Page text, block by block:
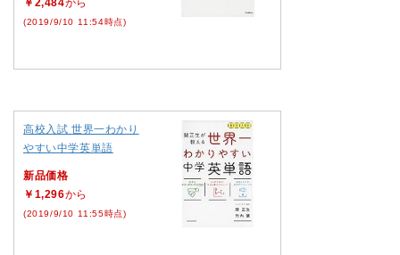
(2019/9/10 11:54時点)
高校入試 世界一わかり
やすい中学英単語
新品価格
￥1,296から
(2019/9/10 11:55時点)